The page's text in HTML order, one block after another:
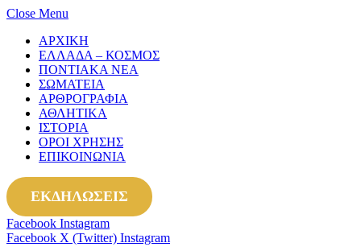
Close Menu
ΑΡΧΙΚΗ
ΕΛΛΑΔΑ – ΚΟΣΜΟΣ
ΠΟΝΤΙΑΚΑ ΝΕΑ
ΣΩΜΑΤΕΙΑ
ΑΡΘΡΟΓΡΑΦΙΑ
ΑΘΛΗΤΙΚΑ
ΙΣΤΟΡΙΑ
ΟΡΟΙ ΧΡΗΣΗΣ
ΕΠΙΚΟΙΝΩΝΙΑ
ΕΚΔΗΛΩΣΕΙΣ
Facebook Instagram
Facebook X (Twitter) Instagram